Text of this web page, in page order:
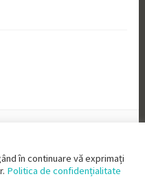
în continuare vă exprimați
Politica de confidențialitate